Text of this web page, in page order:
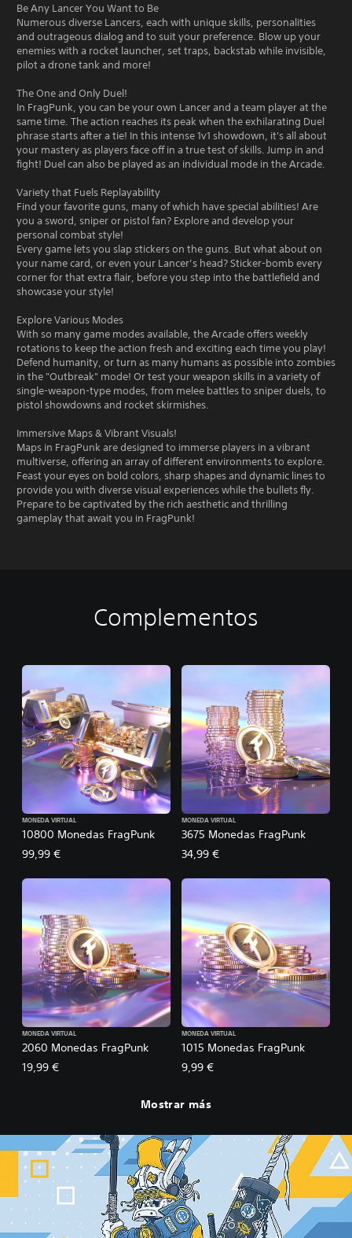
Be Any Lancer You Want to Be
Numerous diverse Lancers, each with unique skills, personalities
and outrageous dialog and to suit your preference. Blow up your
enemies with a rocket launcher, set traps, backstab while invisible,
pilot a drone tank and more!
The One and Only Duel!
In FragPunk, you can be your own Lancer and a team player at the
same time. The action reaches its peak when the exhilarating Duel
phrase starts after a tie! In this intense 1v1 showdown, it's all about
your mastery as players face off in a true test of skills. Jump in and
fight! Duel can also be played as an individual mode in the Arcade.
Variety that Fuels Replayability
Find your favorite guns, many of which have special abilities! Are
you a sword, sniper or pistol fan? Explore and develop your
personal combat style!
Every game lets you slap stickers on the guns. But what about on
your name card, or even your Lancer’s head? Sticker-bomb every
corner for that extra flair, before you step into the battlefield and
showcase your style!
Explore Various Modes
With so many game modes available, the Arcade offers weekly
rotations to keep the action fresh and exciting each time you play!
Defend humanity, or turn as many humans as possible into zombies
in the "Outbreak" mode! Or test your weapon skills in a variety of
single-weapon-type modes, from melee battles to sniper duels, to
pistol showdowns and rocket skirmishes.
Immersive Maps & Vibrant Visuals!
Maps in FragPunk are designed to immerse players in a vibrant
multiverse, offering an array of different environments to explore.
Feast your eyes on bold colors, sharp shapes and dynamic lines to
provide you with diverse visual experiences while the bullets fly.
Prepare to be captivated by the rich aesthetic and thrilling
gameplay that await you in FragPunk!
Complementos
10800 Monedas FragPunk
MONEDA VIRTUAL
99,99 €
3675 Monedas FragPunk
MONEDA VIRTUAL
34,99 €
2060 Monedas FragPunk
MONEDA VIRTUAL
19,99 €
1015 Monedas FragPunk
MONEDA VIRTUAL
9,99 €
Mostrar más